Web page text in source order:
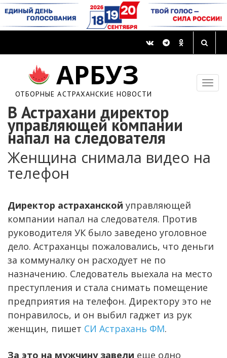
АРБУЗ
ОТБОРНЫЕ АСТРАХАНСКИЕ НОВОСТИ
В Астрахани директор
управляющей компании
напал на следователя
Женщина снимала видео на
телефон
Директор астраханской управляющей
компании напал на следователя. Против
руководителя УК было заведено уголовное
дело. Астраханцы пожаловались, что деньги
за коммуналку он расходует не по
назначению. Следователь выехала на место
преступления и стала снимать помещение
предприятия на телефон. Директору это не
понравилось, и он выбил гаджет из рук
женщин, пишет СИ Астрахань ФМ.
За это на мужчину завели еще одно